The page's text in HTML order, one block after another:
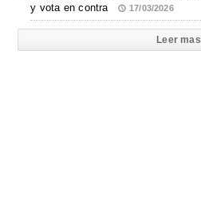
y vota en contra
17/03/2026
Leer mas